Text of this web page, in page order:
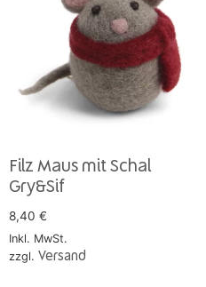
Filz Maus mit Schal
Gry&Sif
8,40 €
Inkl. MwSt.
zzgl. Versand